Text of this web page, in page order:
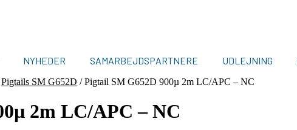
NYHEDER SAMARBEJDSPARTNERE UDLEJNING
Pigtails SM G652D /Pigtail SM G652D 900µ 2m LC/APC – NC
2m LC/APC – NC